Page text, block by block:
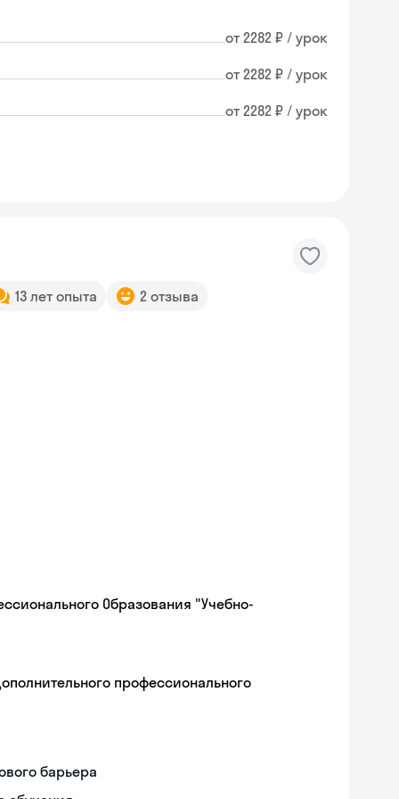
от 2282 ₽ / урок
от 2282 ₽ / урок
от 2282 ₽ / урок
13 лет опыта 2 отзыва
Образования "Учебно-
профессионального
барьераSkyeng Chat